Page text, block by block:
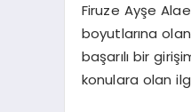
Firuze Ayşe
boyutlarına
başarılı bir
konulara olan